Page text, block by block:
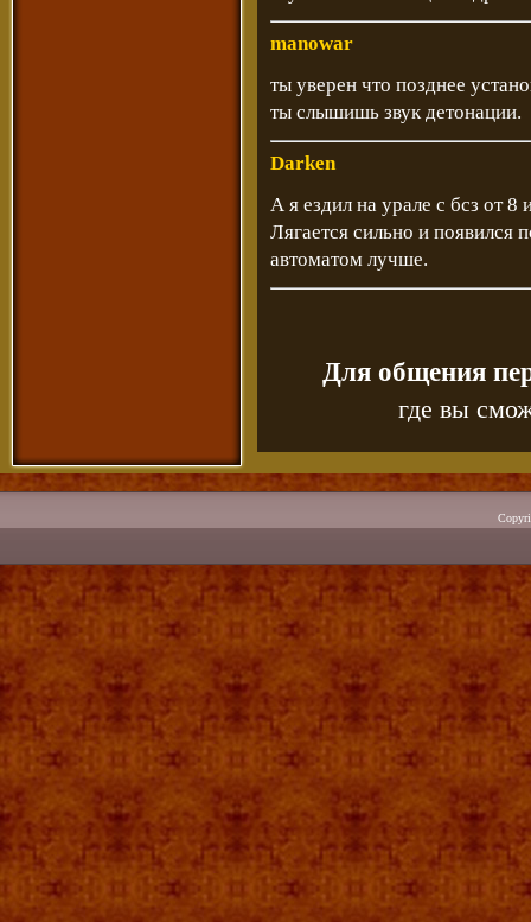
manowar
ты уверен что позднее
ты слышишь звук детонации.
Darken
А я ездил на урале с бсз от 8
Лягается сильно и появился
автоматом лучше.
Для общения
где вы